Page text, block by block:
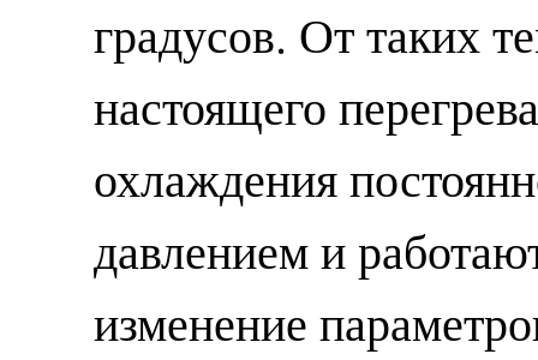
градусов. От таких
настоящего
охлаждения
давлением и
изменение